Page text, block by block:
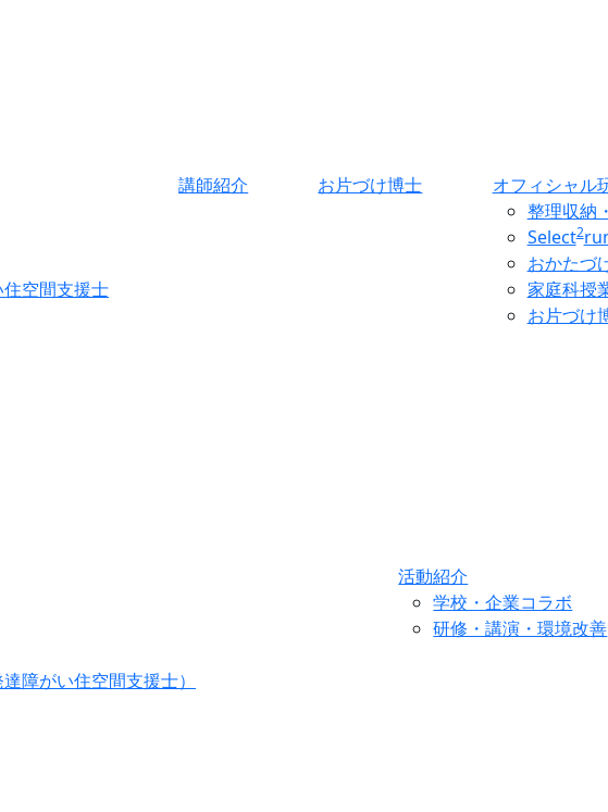
空間支援士
講師紹介 お片づけ博士
オフィシャル
整理収納
Select2
おかたづ
家庭科授
お片づけ
障がい住空間支援士）
活動紹介
学校・企業コラボ
研修・講演・環境改善